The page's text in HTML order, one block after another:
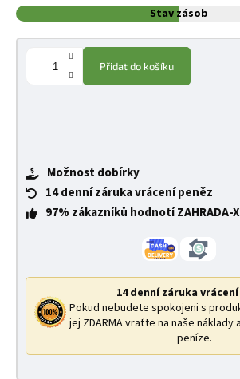
Stav zásob
Přidat do košíku
Možnost dobírky
14 denní záruka vrácení peněz
97% zákazníků hodnotí ZAHRADA-
14 denní záruka
Pokud nebudete spokojeni s
jej ZDARMA vraťte na naše náklady
peníze.